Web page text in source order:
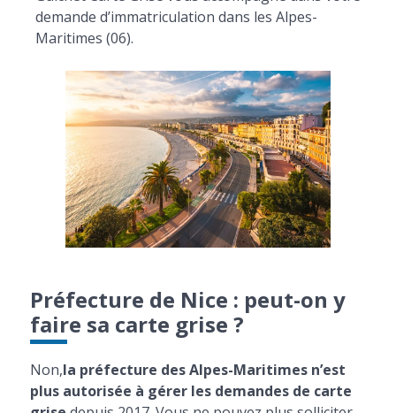
demande d’immatriculation dans les Alpes-
Maritimes (06).
Préfecture de Nice : peut-on y
faire sa carte grise ?
Non,la préfecture des Alpes-Maritimes n’est
plus autorisée à gérer les demandes de carte